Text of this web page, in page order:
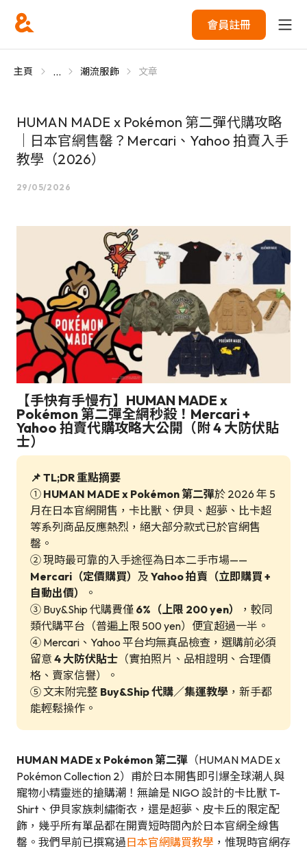
會員註冊
主頁 ... 潮流服飾 文章
HUMAN MADE x Pokémon 第二彈代購攻略
｜日本官網售罄？Mercari、Yahoo 拍賣入手
教學（2026）
29/05/2026
【手快有手慢冇】HUMAN MADE x
Pokémon 第二彈全網秒殺！Mercari +
Yahoo 拍賣代購攻略大公開（附 4 大防伏貼
士）
📌 TL;DR 重點摘要
① HUMAN MADE x Pokémon 第二彈於 2026 年 5
月在日本官網開售，卡比獸、伊貝、超夢、比卡超
等系列商品反應熱烈，絕大部分款式已於官網售
罄。
② 現時最可靠的入手途徑為日本二手市場——
Mercari（定價購買） 及 Yahoo 拍賣（立即購買 +
自動出價）
。
③ Buy&Ship 代購費僅 6%（上限 200 yen）
，較同
類代購平台（普遍上限 500 yen）便宜超過一半。
④ Mercari、Yahoo 平台均無真品檢查，選購前必須
留意 4 大防伏貼士 （實拍照片、品相證明、合理價
格、賣家信譽）。
⑤ 文末附完整 Buy&Ship 代購／集運教學 ，新手都
能輕鬆操作。
HUMAN MADE x Pokémon 第二彈 （HUMAN MADE x
Pokémon Collection 2）甫於日本開售即引爆全球潮人與
寵物小精靈迷的搶購潮！無論是 NIGO 設計的卡比獸 T-
Shirt、伊貝家族刺繡衛衣，還是超夢、皮卡丘的限定配
飾，幾乎所有單品都在開賣短時間內於日本官網全線售
罄。我們早前已撰寫過日本官網購買教學 ，惟現時官網存